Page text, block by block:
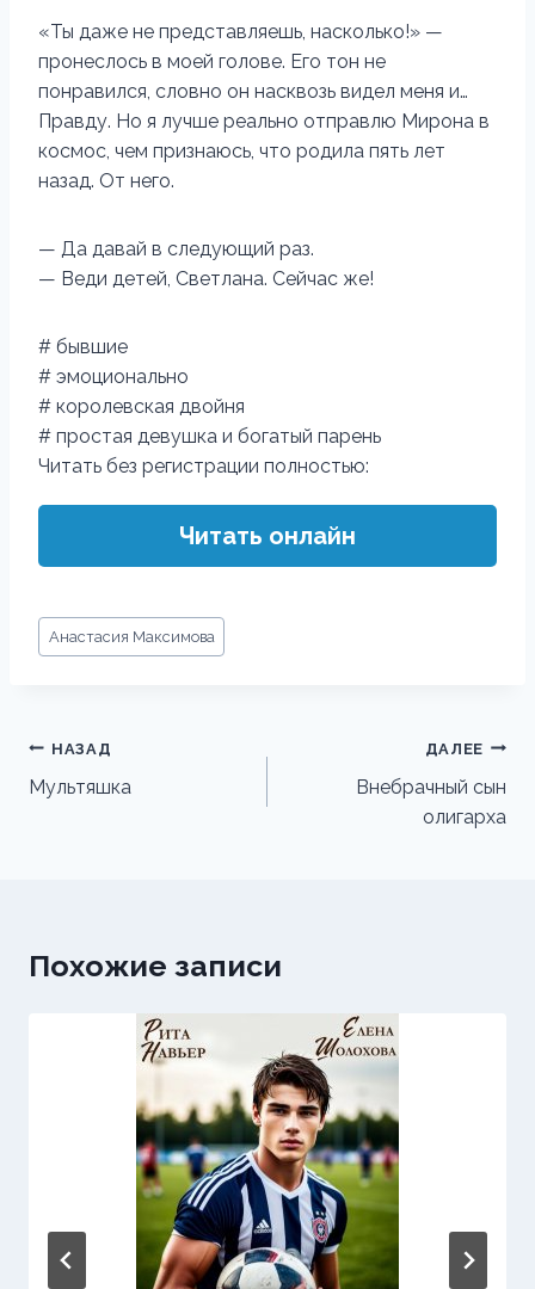
«Ты даже не представляешь, насколько!» —
пронеслось в моей голове. Его тон не
понравился, словно он насквозь видел меня и…
Правду. Но я лучше реально отправлю Мирона в
космос, чем признаюсь, что родила пять лет
назад. От него.
— Да давай в следующий раз.
— Веди детей, Светлана. Сейчас же!
# бывшие
# эмоционально
# королевская двойня
# простая девушка и богатый парень
Читать без регистрации полностью:
Читать онлайн
Метки
записи:
Анастасия Максимова
Навигация
по
НАЗАД
Мультяшка
ДАЛЕЕ
Внебрачный сын
олигарха
Похожие записи